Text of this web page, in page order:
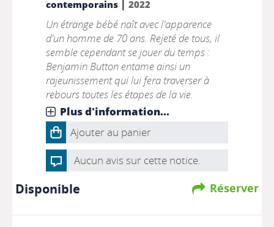
contemporains| 2022
Un étrange bébé naît avec l'apparence
d'un homme de 70 ans. Rejeté de tous, il
semble cependant se jouer du temps :
Benjamin Button entame ainsi un
rajeunissement qui lui fera traverser à
rebours toutes les étapes de la vie.
Plus d'information...
Ajouter au panier
Aucun avis sur cette notice.
Réserver
Disponible